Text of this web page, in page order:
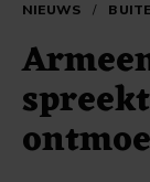
NIEUWS /